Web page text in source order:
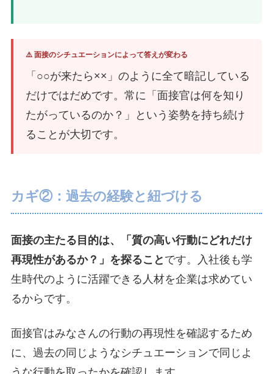
⚠️ 面接のシチュエーションによって答えが変わる
「○○が来たら××」のように全て暗記している
だけではだめです。常に「面接官は何を知り
たがっているのか？」という姿勢を持ち続け
ることが大切です。
カギ②：過去の経験と紐づける
面接の主たる目的は、「質の高い行動にどれだけ
再現性があるか？」を探ること です。入社後も学
生時代のように活躍できる人材を企業は求めてい
るからです。
面接官はみなさんの行動の再現性を確認するため
に、過去の同じようなシチュエーションで同じよ